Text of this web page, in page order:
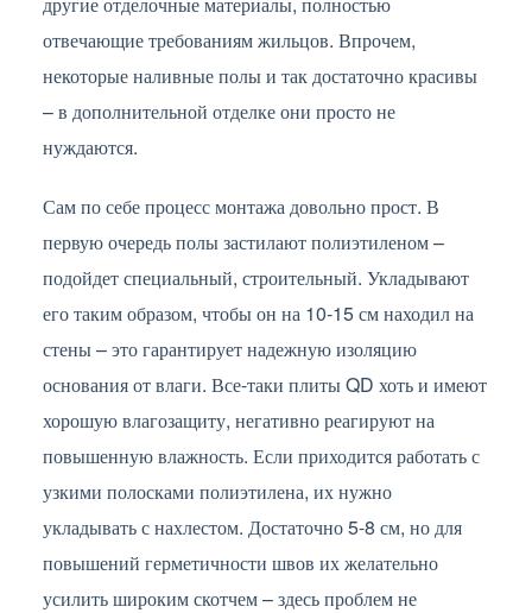
отвечающие требованиям жильцов. Впрочем,
некоторые наливные полы и так достаточно красивы
– в дополнительной отделке они просто не
нуждаются.
Сам по себе процесс монтажа довольно прост. В
первую очередь полы застилают полиэтиленом –
подойдет специальный, строительный. Укладывают
его таким образом, чтобы он на 10-15 см находил на
стены – это гарантирует надежную изоляцию
основания от влаги. Все-таки плиты QD хоть и имеют
хорошую влагозащиту, негативно реагируют на
повышенную влажность. Если приходится работать с
узкими полосками полиэтилена, их нужно
укладывать с нахлестом. Достаточно 5-8 см, но для
повышений герметичности швов их желательно
усилить широким скотчем – здесь проблем не